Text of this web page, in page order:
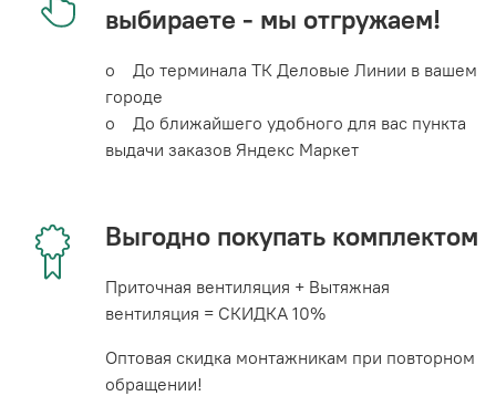
выбираете - мы отгружаем!
o До терминала ТК Деловые Линии в вашем
городе
o До ближайшего удобного для вас пункта
выдачи заказов Яндекс Маркет
Выгодно покупать комплектом
Приточная вентиляция + Вытяжная
вентиляция = СКИДКА 10%
Оптовая скидка монтажникам при повторном
обращении!